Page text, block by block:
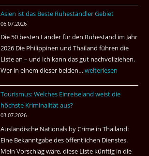
fragt
Asien ist das Beste Ruheständler Gebiet
06.07.2026
Die 50 besten Länder für den Ruhestand im Jahr
2026 Die Philippinen und Thailand führen die
Liste an – und ich kann das gut nachvollziehen.
Wer in einem dieser beiden…Asien
das
Gebiet
weiterlesen
Tourismus: Welches Einreiseland weist die
höchste Kriminalität aus?
03.07.2026
Ausländische Nationals by Crime in Thailand:
Eine Bekanntgabe des öffentlichen Dienstes.
Mein Vorschlag wäre, diese Liste künftig in die